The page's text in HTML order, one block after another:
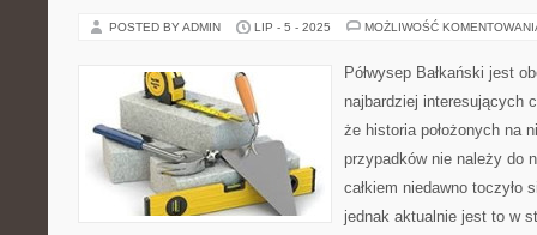
POSTED BY ADMIN LIP - 5 - 2025 MOŻLIWOŚĆ
Półwysep Bałkański jest
najbardziej interesujących
że historia położonych na
przypadków nie należy do
całkiem niedawno toczyło
jednak aktualnie jest to w